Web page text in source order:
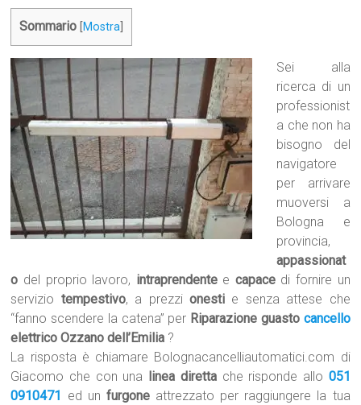
Sommario Mostra
Sei alla
ricerca di un
professionist
a che non ha
bisogno del
navigatore
per arrivare
muoversi a
Bologna e
provincia,
appassionat
o del proprio lavoro, intraprendentee capacedi fornire un
servizio tempestivo, a prezzi onesti e senza attese che
“fanno scendere la catena” per Riparazione guasto cancello
elettrico Ozzano dell’Emilia ?
La risposta è chiamare Bolognacancelliautomatici.com di
Giacomo che con una
linea direttache risponde allo 051
0910471
ed un furgoneattrezzato per raggiungere la tua